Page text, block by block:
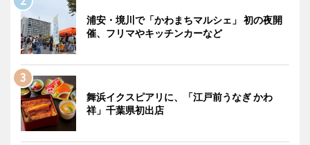
浦安・境川で「かわまちマルシェ」 初の夜開
催、フリマやキッチンカーなど
舞浜イクスピアリに、「江戸前うなぎ かわ
祥」千葉県初出店